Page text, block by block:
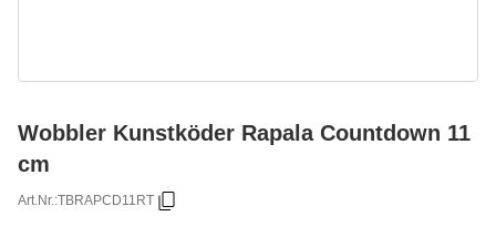
Wobbler Kunstköder Rapala Countdown 11
cm
Art.Nr.:TBRAPCD11RT